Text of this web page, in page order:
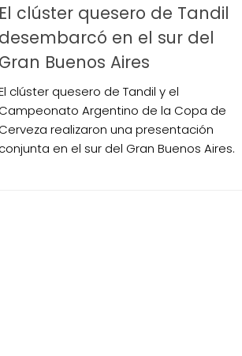
El clúster quesero de Tandil
desembarcó en el sur del
Gran Buenos Aires
clúster quesero de Tandil y el
Campeonato Argentino de la Copa de
Cerveza realizaron una presentación
conjunta en el sur del Gran Buenos Aires.